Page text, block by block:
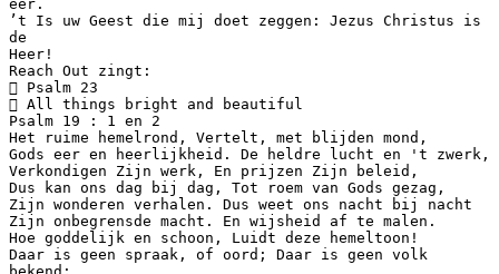
eer.
’t Is uw Geest die mij doet zeggen: Jezus Christus is
de
Heer!
Reach Out zingt:
 Psalm 23
 All things bright and beautiful
Psalm 19 : 1 en 2
Het ruime hemelrond, Vertelt, met blijden mond,
Gods eer en heerlijkheid. De heldre lucht en 't zwerk,
Verkondigen Zijn werk, En prijzen Zijn beleid,
Dus kan ons dag bij dag, Tot roem van Gods gezag,
Zijn wonderen verhalen. Dus weet ons nacht bij nacht
Zijn onbegrensde macht. En wijsheid af te malen.
Hoe goddelijk en schoon, Luidt deze hemeltoon!
Daar is geen spraak, of oord; Daar is geen volk